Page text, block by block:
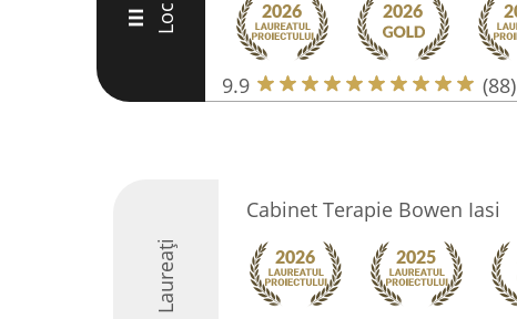
III Loc
9.9 (88)
Laureați
Cabinet Terapie Bowen Iasi